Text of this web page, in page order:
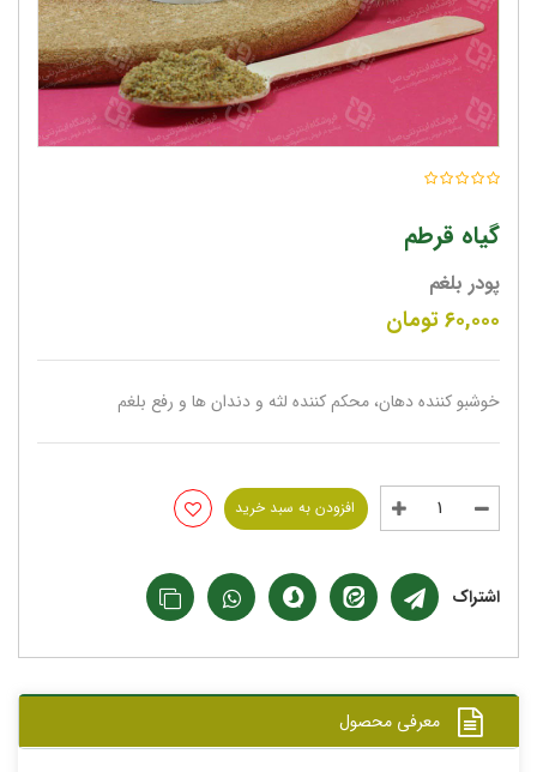
گیاه قرطم
پودر بلغم
۶۰,۰۰۰تومان
خوشبو کننده دهان، محکم کننده لثه و دندان ها و رفع بلغم
افزودن به سبد خرید
اشتراک
معرفی محصول